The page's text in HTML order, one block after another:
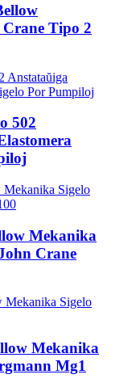
Tipo 2
502
Mekanika
Crane
Mekanika
Mg1